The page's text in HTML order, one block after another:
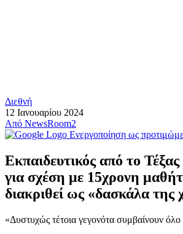
Διεθνή
12 Ιανουαρίου 2024
Από NewsRoom2
Ενεργοποίηση ως
Εκπαιδευτικός από το
για σχέση με 15χρονη
διακριθεί ως «δασκάλα της
«Δυστυχώς τέτοια γεγονότα συμβαίνουν όλο